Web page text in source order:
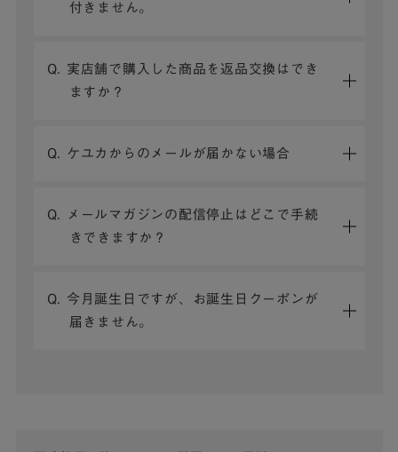
付きません。
Q. 実店舗で購入した商品を返品交換はでき
ますか？
Q. ケユカからのメールが届かない場合
Q. メールマガジンの配信停止はどこで手続
きできますか？
Q. 今月誕生日ですが、お誕生日クーポンが
届きません。